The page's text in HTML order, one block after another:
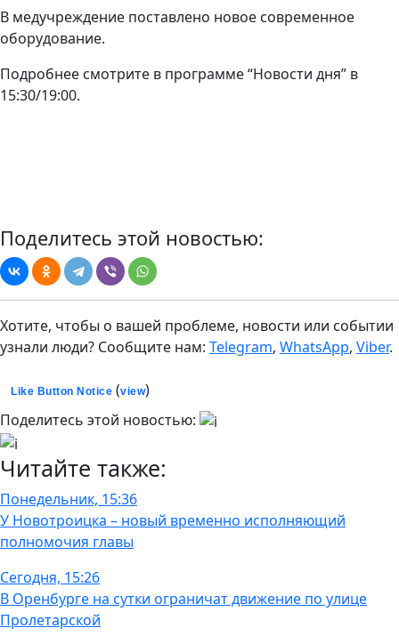
В медучреждение поставлено новое современное
оборудование.
Подробнее смотрите в программе “Новости дня” в
15:30/19:00.
Поделитесь этой новостью:
Хотите, чтобы о вашей проблеме, новости или событии
узнали люди? Сообщите нам: Telegram, WhatsApp, Viber.
Like Button Notice (view)
Поделитесь этой новостью:
Читайте также:
Понедельник, 15:36
У Новотроицка – новый временно исполняющий
полномочия главы
Сегодня, 15:26
В Оренбурге на сутки ограничат движение по улице
Пролетарской